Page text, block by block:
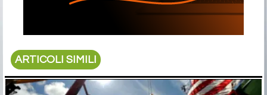
ARTICOLI SIMILI